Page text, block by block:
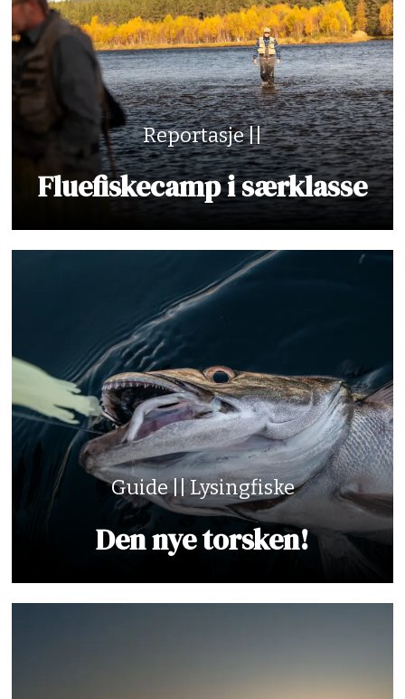
Reportasje ||
Fluefiskecamp i særklasse
Guide || Lysingfiske
Den nye torsken!